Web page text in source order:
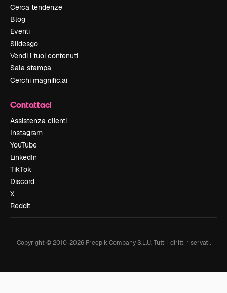
Cerca tendenze
Blog
Eventi
Slidesgo
Vendi i tuoi contenuti
Sala stampa
Cerchi magnific.ai
Contattaci
Assistenza clienti
Instagram
YouTube
LinkedIn
TikTok
Discord
X
Reddit
Copyright © 2010-2026Freepik Company S.L.U. Tutti i diritti riservati.